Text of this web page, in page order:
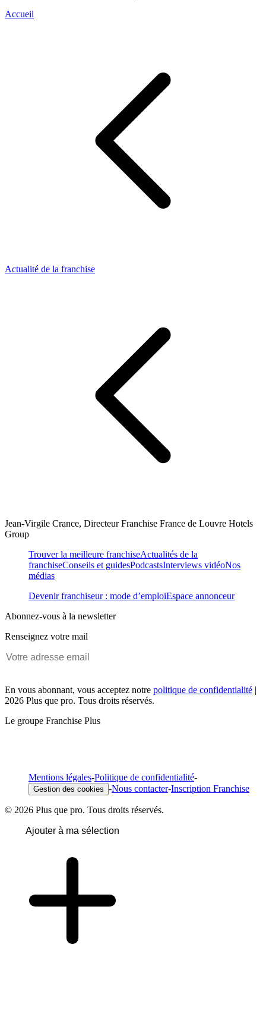
Accueil
Actualité de la franchise
Jean-Virgile Crance, Directeur Franchise France de Louvre Hotels
Group
Trouver la meilleure franchiseActualités de la
franchiseConseils et guidesPodcastsInterviews vidéoNos
médias
Devenir franchiseur : mode d’emploiEspace annonceur
Abonnez-vous à la newsletter
Renseignez votre mail
En vous abonnant, vous acceptez notre politique de confidentialité |
2026 Plus que pro. Tous droits réservés.
Le groupe Franchise Plus
Mentions légales-Politique de confidentialité-
Gestion des cookies -Nous contacter-Inscription Franchise
© 2026 Plus que pro. Tous droits réservés.
Ajouter à ma sélection